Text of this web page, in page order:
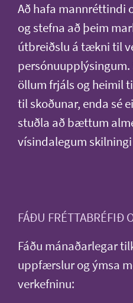
Að hafa mannréttindi
og stefna að þeim
útbreiðslu á tækni til
öllum frjáls og heimil
til skoðunar, enda sé
stuðla að bættum
vísindalegum
FÁÐU FRÉTTABRÉFIÐ
Fáðu mánaðarlegar
uppfærslur og ýmsa
verkefninu: